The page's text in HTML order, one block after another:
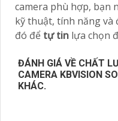
camera phù hợp, bạn
kỹ thuật, tính năng
đó để tự tin lựa chọn
ĐÁNH GIÁ VỀ CHẤT
CAMERA KBVISION
KHÁC.